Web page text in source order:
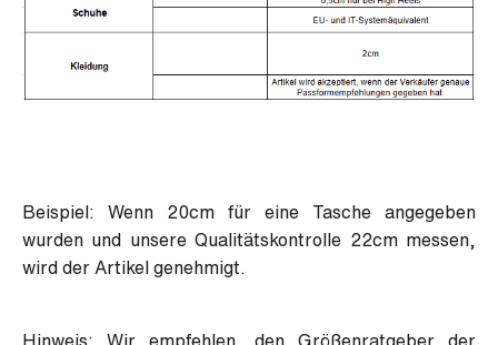
Beispiel: Wenn 20cm für eine Tasche angegeben
wurden und unsere Qualitätskontrolle 22cm messen,
wird der Artikel genehmigt.
Hinweis: Wir empfehlen, den Größenratgeber der